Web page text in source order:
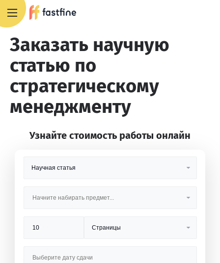
Заказать научную
статью по
стратегическому
менеджменту
Узнайте стоимость работы онлайн